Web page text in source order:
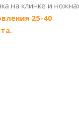
на клинке и
25-40